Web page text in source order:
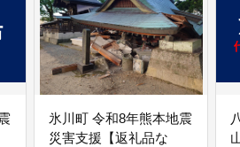
氷川町 令和8年熊本地震
災害支援【返礼品な